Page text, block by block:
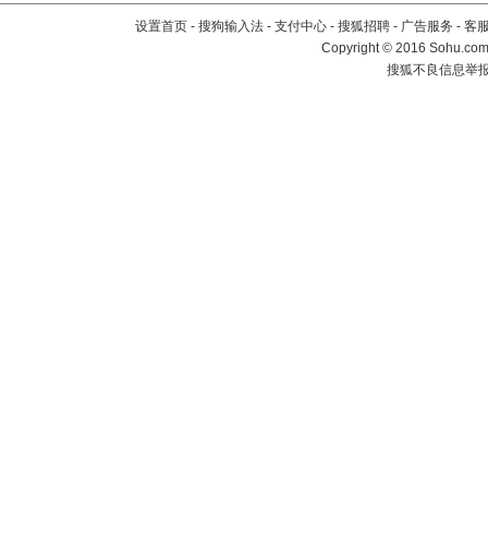
设置首页 - 搜狗输入法 - 支付中心 - 搜狐招聘 - 广告服务 - 客
Copyright©2016
搜狐不良信息举